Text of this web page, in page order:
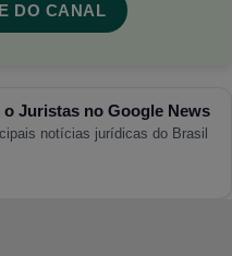
DO CANAL
o Juristas no Google News
notícias jurídicas do Brasil